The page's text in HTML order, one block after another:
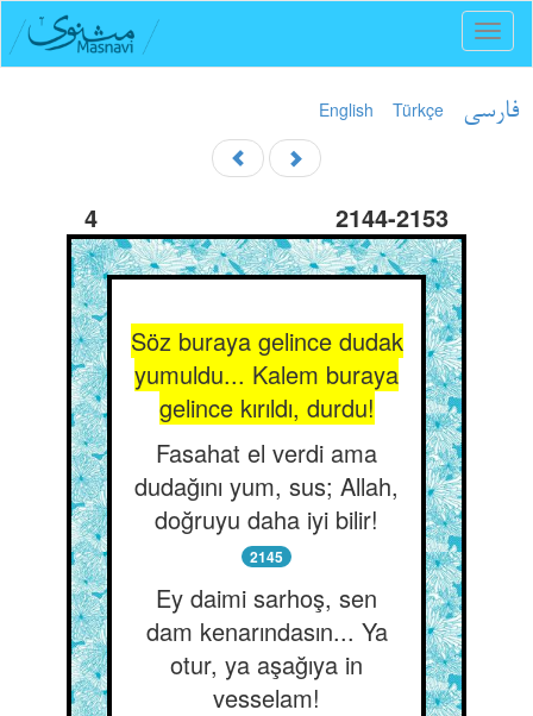
English Türkçe فارسی
4 2144-2153
Söz buraya gelince dudak
yumuldu... Kalem buraya
gelince kırıldı, durdu!
Fasahat el verdi ama
dudağını yum, sus; Allah,
doğruyu daha iyi bilir!
2145
Ey daimi sarhoş, sen
dam kenarındasın... Ya
otur, ya aşağıya in
vesselam!